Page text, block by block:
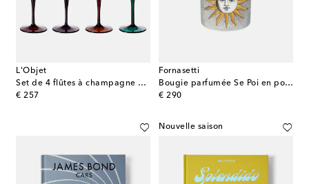
L'Objet
Set de 4 flûtes à champagne Prism
€ 257
original price
Fornasetti
Bougie parfumée Se Poi en porcelaine
€ 290
original price
Nouvelle saison